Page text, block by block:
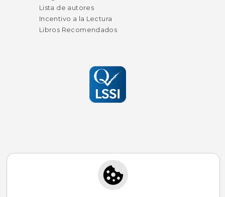
Lista de autores
Incentivo a la Lectura
Libros Recomendados
Suscríbete para recibir ofertas y
promociones